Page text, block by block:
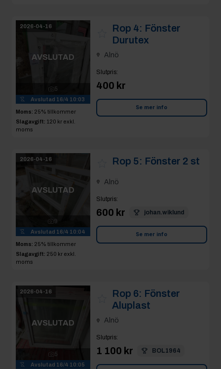
2026-04-16
AVSLUTAD
5
Avslutad 16/4 10:03
Moms: 25% tillkommer
Slagavgift: 120 kr exkl.
moms
Rop 4: Fönster
Durutex
Alnö
Slutpris:
400 kr
Se mer info
2026-04-16
AVSLUTAD
9
Avslutad 16/4 10:04
Moms: 25% tillkommer
Slagavgift: 250 kr exkl.
moms
Rop 5: Fönster 2 st
Alnö
Slutpris:
600 kr johan.wiklund
Se mer info
2026-04-16
AVSLUTAD
5
Avslutad 16/4 10:05
Rop 6: Fönster
Aluplast
Alnö
Slutpris:
1 100 kr BOL1964